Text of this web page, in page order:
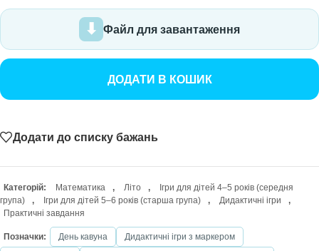
Файл для завантаження
ДОДАТИ В КОШИК
Додати до списку бажань
Категорій: Математика , Літо ,
Ігри для дітей 4–5 років (середня
група)
, Ігри для дітей 5–6 років (старша група) , Дидактичні ігри
,
Практичні завдання
Позначки: День кавуна
Дидактичні ігри з маркером